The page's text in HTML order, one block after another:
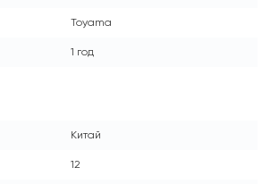
Toyama
1 год
Китай
12